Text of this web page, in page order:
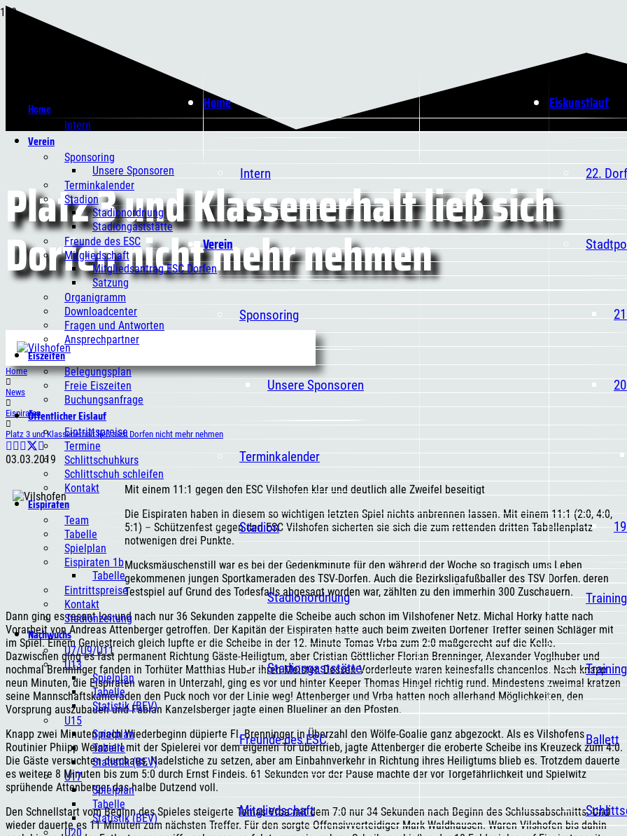
Eiskunstlauf
22.
Ballett
Home
Intern
Verein
Sponsoring
Unsere Sponsoren
Terminkalender
Stadion
Stadionordnung
Stadiongaststätte
Freunde des ESC
Mitgliedschaft
Home
Intern
Verein
Sponsoring
Unsere Sponsoren
Terminkalender
Stadion
Stadionordnung
Stadiongaststätte
Freunde des ESC
Mitgliedschaft
Mitgliedsantrag ESC Dorfen
Satzung
Organigramm
Downloadcenter
Fragen und Antworten
Ansprechpartner
Eiszeiten
Belegungsplan
Freie Eiszeiten
Buchungsanfrage
Öffentlicher Eislauf
Eintrittspreise
Termine
Schlittschuhkurs
Schlittschuh schleifen
Kontakt
Eispiraten
Team
Tabelle
Spielplan
Eispiraten 1b
Tabelle
Eintrittspreise
Kontakt
Stadionzeitung
Nachwuchs
U7/U9/U11
U13
Spielplan
Tabelle
Statistik (BEV)
U15
Spielplan
Tabelle
Statistik (BEV)
U17
Spielplan
Tabelle
Statistik (BEV)
U20
Platz 3 und Klassenerhalt ließ sich
Dorfen nicht mehr nehmen
Home
News
Eispiraten
Platz 3 und Klassenerhalt ließ sich Dorfen nicht mehr nehmen
03.03.2019
Mit einem 11:1 gegen den ESC Vilshofen klar und deutlich alle Zweifel beseitigt
Die Eispiraten haben in diesem so wichtigen letzten Spiel nichts anbrennen lassen. Mit einem 11:1 (2:0, 4:0,
5:1) – Schützenfest gegen den ESC Vilshofen sicherten sie sich die zum rettenden dritten Tabellenplatz
notwenigen drei Punkte.
Mucksmäuschenstill war es bei der Gedenkminute für den während der Woche so tragisch ums Leben
gekommenen jungen Sportkameraden des TSV-Dorfen. Auch die Bezirksligafußballer des TSV Dorfen, deren
Testspiel auf Grund des Todesfalls abgesagt worden war, zählten zu den immerhin 300 Zuschauern.
Dann ging es rasant los und nach nur 36 Sekunden zappelte die Scheibe auch schon im Vilshofener Netz. Michal Horky hatte nach
Vorarbeit von Andreas Attenberger getroffen. Der Kapitän der Eispiraten hatte auch beim zweiten Dorfener Treffer seinen Schläger mit
im Spiel. Einem Geniestreich gleich lupfte er die Scheibe in der 12. Minute Tomas Vrba zum 2:0 maßgerecht auf die Kelle.
Dazwischen ging es fast permanent Richtung Gäste-Heiligtum, aber Cristian Göttlicher Florian Brenninger, Alexander Voglhuber und
nochmal Brenninger fanden in Torhüter Matthias Huber ihren Meister. Dessen Vorderleute waren keinesfalls chancenlos. Nach knapp
neun Minuten, die Eispiraten waren in Unterzahl, ging es vor und hinter Keeper Thomas Hingel richtig rund. Mindestens zweimal kratzen
seine Mannschaftskameraden den Puck noch vor der Linie weg! Attenberger und Vrba hatten noch allerhand Möglichkeiten, den
Vorsprung auszubauen und Fabian Kanzelsberger jagte einen Blueliner an den Pfosten.
Knapp zwei Minuten nach Wiederbeginn düpierte Fl. Brenninger in Überzahl den Wölfe-Goalie ganz abgezockt. Als es Vilshofens
Routinier Phiipp Weinzierl mit der Spielerei vor dem eigenen Tor übertrieb, jagte Attenberger die eroberte Scheibe ins Kreuzeck zum 4:0.
Die Gäste versuchten durchaus, Nadelstiche zu setzen, aber am Einbahnverkehr in Richtung ihres Heiligtums blieb es. Trotzdem dauerte
es weitere 8 Minuten bis zum 5:0 durch Ernst Findeis. 61 Sekunden vor der Pause machte der vor Torgefährlichkeit und Spielwitz
sprühende Attenberger das halbe Dutzend voll.
Den Schnellstart vom Beginn des Spieles steigerte Tomas Vrba mit dem 7:0 nur 34 Sekunden nach Beginn des Schlussabschnitts. Und
wieder dauerte es 11 Minuten zum nächsten Treffer. Für den sorgte Offensivverteidiger Mark Waldhausen. Waren Vilshofen bis dahin